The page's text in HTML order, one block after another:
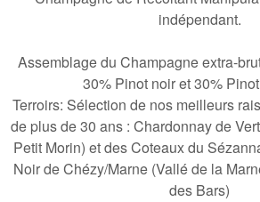
indépendant.
Assemblage du Champagne extra-
30% Pinot noir et 30%
Terroirs: Sélection de nos meilleurs
de plus de 30 ans : Chardonnay de
Petit Morin) et des Coteaux du
Noir de Chézy/Marne (Vallé de la
des Bars)